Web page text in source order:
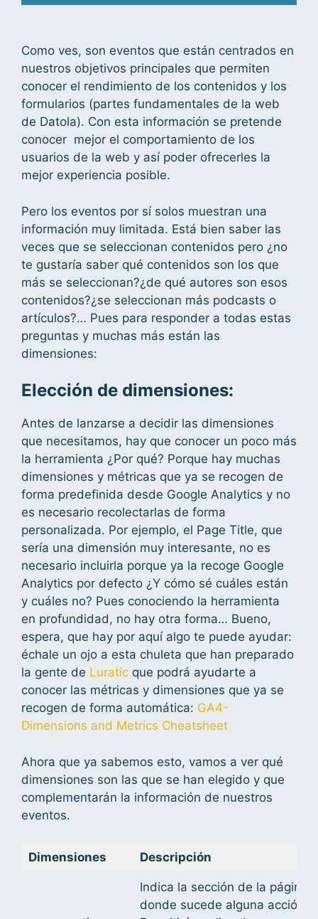
Como ves, son eventos que están centrados en
nuestros objetivos principales que permiten
conocer el rendimiento de los contenidos y los
formularios (partes fundamentales de la web
de Datola). Con esta información se pretende
conocer mejor el comportamiento de los
usuarios de la web y así poder ofrecerles la
mejor experiencia posible.
Pero los eventos por sí solos muestran una
información muy limitada. Está bien saber las
veces que se seleccionan contenidos pero ¿no
te gustaría saber qué contenidos son los que
más se seleccionan?¿de qué autores son esos
contenidos?¿se seleccionan más podcasts o
artículos?… Pues para responder a todas estas
preguntas y muchas más están las
dimensiones:
Elección de dimensiones:
Antes de lanzarse a decidir las dimensiones
que necesitamos, hay que conocer un poco más
la herramienta ¿Por qué? Porque hay muchas
dimensiones y métricas que ya se recogen de
forma predefinida desde Google Analytics y no
es necesario recolectarlas de forma
personalizada. Por ejemplo, el Page Title, que
sería una dimensión muy interesante, no es
necesario incluirla porque ya la recoge Google
Analytics por defecto ¿Y cómo sé cuáles están
y cuáles no? Pues conociendo la herramienta
en profundidad, no hay otra forma… Bueno,
espera, que hay por aquí algo te puede ayudar:
échale un ojo a esta chuleta que han preparado
la gente de Luratic que podrá ayudarte a
conocer las métricas y dimensiones que ya se
recogen de forma automática: GA4-
Dimensions and Metrics Cheatsheet
Ahora que ya sabemos esto, vamos a ver qué
dimensiones son las que se han elegido y que
complementarán la información de nuestros
eventos.
Dimensiones Descripción
Indica la sección de la página
donde sucede alguna acción.